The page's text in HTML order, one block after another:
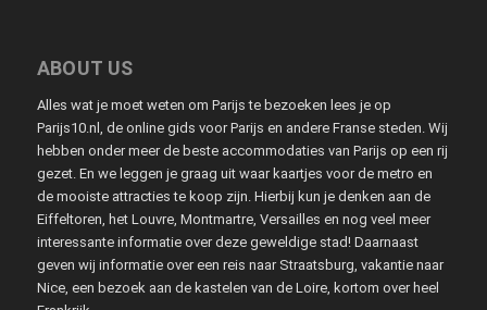
ABOUT US
Alles wat je moet weten om Parijs te bezoeken lees je op
Parijs10.nl, de online gids voor Parijs en andere Franse steden. Wij
hebben onder meer de beste accommodaties van Parijs op een rij
gezet. En we leggen je graag uit waar kaartjes voor de metro en
de mooiste attracties te koop zijn. Hierbij kun je denken aan de
Eiffeltoren, het Louvre, Montmartre, Versailles en nog veel meer
interessante informatie over deze geweldige stad! Daarnaast
geven wij informatie over een reis naar Straatsburg, vakantie naar
Nice, een bezoek aan de kastelen van de Loire, kortom over heel